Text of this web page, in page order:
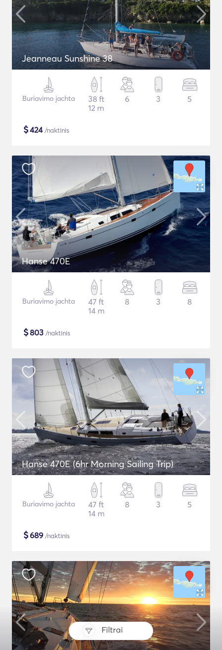
Filtrai
Jeanneau Sunshine 38
Buriavimo jachta
38 ft
12 m
6 3 5
$424/naktinis
Hanse 470E
Buriavimo jachta
47 ft
14 m
8 3 8
$803 /naktinis
Hanse 470E (6hr Morning Sailing Trip)
Buriavimo jachta
47 ft
14 m
8 3 5
$689 /naktinis